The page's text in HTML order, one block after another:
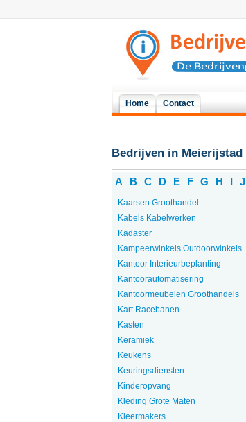
Home Contact
Bedrijven in Meierijstad
A B C D E F G H I J
Kaarsen Groothandel
Kabels Kabelwerken
Kadaster
Kampeerwinkels Outdoorwinkels
Kantoor Interieurbeplanting
Kantoorautomatisering
Kantoormeubelen Groothandels
Kart Racebanen
Kasten
Keramiek
Keukens
Keuringsdiensten
Kinderopvang
Kleding Grote Maten
Kleermakers